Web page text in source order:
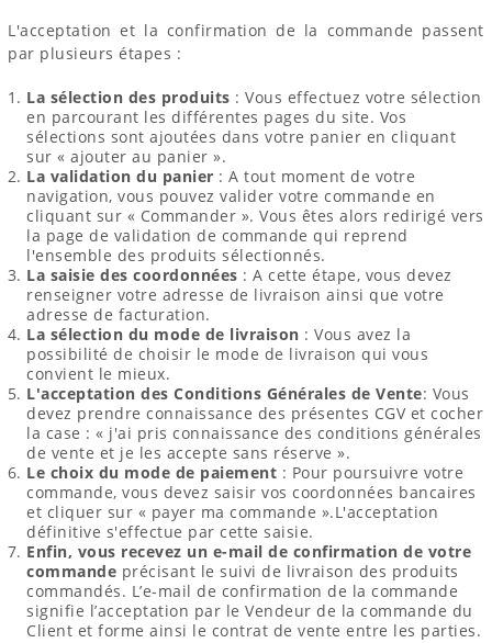
L'acceptation et la confirmation de la commande passent
par plusieurs étapes :
La sélection des produits : Vous effectuez votre sélection
en parcourant les différentes pages du site. Vos
sélections sont ajoutées dans votre panier en cliquant
sur « ajouter au panier ».
La validation du panier : A tout moment de votre
navigation, vous pouvez valider votre commande en
cliquant sur « Commander ». Vous êtes alors redirigé vers
la page de validation de commande qui reprend
l'ensemble des produits sélectionnés.
La saisie des coordonnées : A cette étape, vous devez
renseigner votre adresse de livraison ainsi que votre
adresse de facturation.
La sélection du mode de livraison : Vous avez la
possibilité de choisir le mode de livraison qui vous
convient le mieux.
L'acceptation des Conditions Générales de Vente: Vous
devez prendre connaissance des présentes CGV et cocher
la case : « j'ai pris connaissance des conditions générales
de vente et je les accepte sans réserve ».
Le choix du mode de paiement : Pour poursuivre votre
commande, vous devez saisir vos coordonnées bancaires
et cliquer sur « payer ma commande ».L'acceptation
définitive s'effectue par cette saisie.
Enfin, vous recevez un e-mail de confirmation de votre
commande précisant le suivi de livraison des produits
commandés. L’e-mail de confirmation de la commande
signifie l’acceptation par le Vendeur de la commande du
Client et forme ainsi le contrat de vente entre les parties.